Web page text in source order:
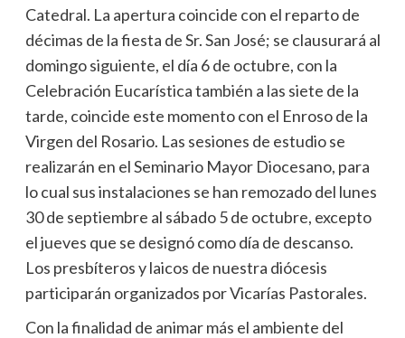
Catedral. La apertura coincide con el reparto de
décimas de la fiesta de Sr. San José; se clausurará al
domingo siguiente, el día 6 de octubre, con la
Celebración Eucarística también a las siete de la
tarde, coincide este momento con el Enroso de la
Virgen del Rosario. Las sesiones de estudio se
realizarán en el Seminario Mayor Diocesano, para
lo cual sus instalaciones se han remozado del lunes
30 de septiembre al sábado 5 de octubre, excepto
el jueves que se designó como día de descanso.
Los presbíteros y laicos de nuestra diócesis
participarán organizados por Vicarías Pastorales.
Con la finalidad de animar más el ambiente del